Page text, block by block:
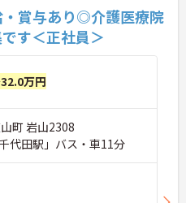
・賞与あり◎介護医療院
す＜正社員＞
万円
町 岩山2308
代田駅」バス・車11分